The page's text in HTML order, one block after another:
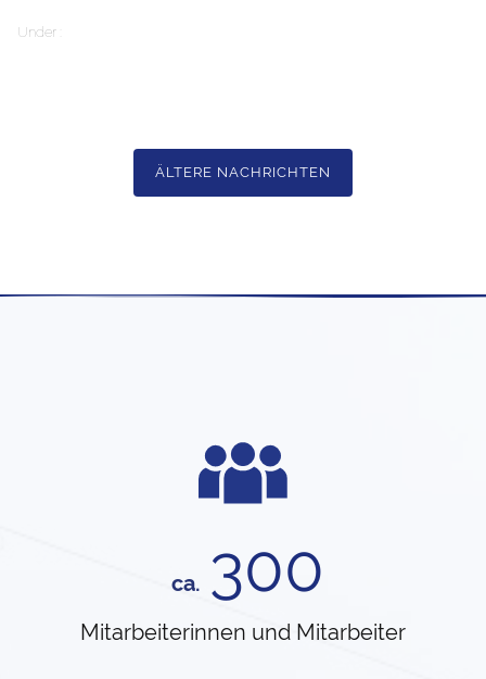
Under :
ÄLTERE NACHRICHTEN
ca. 300
Mitarbeiterinnen und Mitarbeiter